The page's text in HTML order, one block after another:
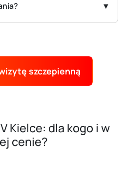
szczepienną
Kielce: dla kogo i w
cenie?